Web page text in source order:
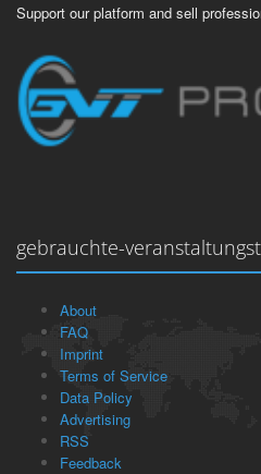
Support our platform and sell
gebrauchte-
About
FAQ
Imprint
Terms of Service
Data Policy
Advertising
RSS
Feedback